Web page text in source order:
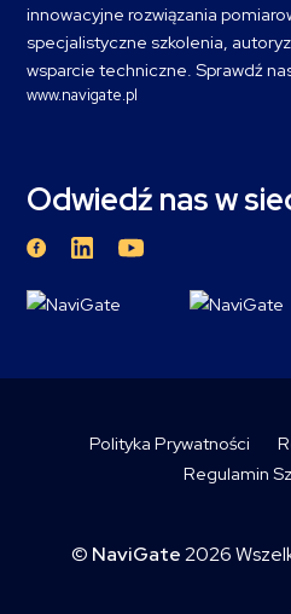
innowacyjne rozwiązania
specjalistyczne szkolenia,
wsparcie techniczne. Sprawdź
www.navigate.pl
Odwiedź nas w
Polityka Prywatności
Regulamin
© NaviGate2026